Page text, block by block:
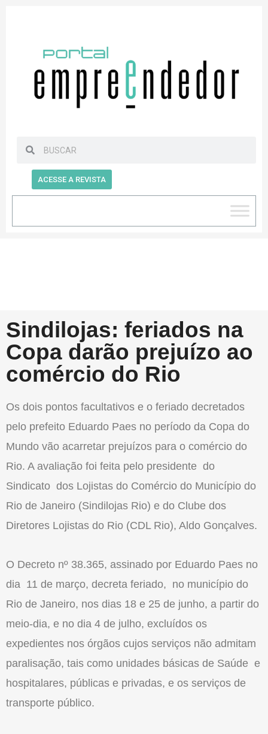
ACESSE A REVISTA
Sindilojas: feriados na
Copa darão prejuízo ao
comércio do Rio
Os dois pontos facultativos e o feriado decretados
pelo prefeito Eduardo Paes no período da Copa do
Mundo vão acarretar prejuízos para o comércio do
Rio. A avaliação foi feita pelo presidente do
Sindicato dos Lojistas do Comércio do Município do
Rio de Janeiro (Sindilojas Rio) e do Clube dos
Diretores Lojistas do Rio (CDL Rio), Aldo Gonçalves.
O Decreto nº 38.365, assinado por Eduardo Paes no
dia 11 de março, decreta feriado, no município do
Rio de Janeiro, nos dias 18 e 25 de junho, a partir do
meio-dia, e no dia 4 de julho, excluídos os
expedientes nos órgãos cujos serviços não admitam
paralisação, tais como unidades básicas de Saúde e
hospitalares, públicas e privadas, e os serviços de
transporte público.